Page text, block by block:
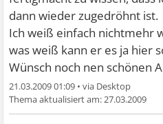
dann wieder zugedröhnt ist.
Ich weiß einfach nichtmehr
was weiß kann er es ja hier
Wünsch noch nen schönen
21.03.2009 01:09 •
27.03.2009